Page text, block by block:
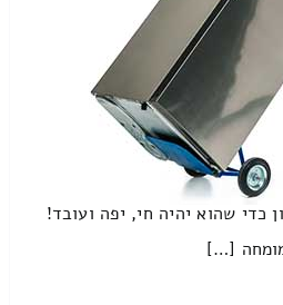
כדי שהוא יהיה חי, יפה ועובד!
מומחה […]